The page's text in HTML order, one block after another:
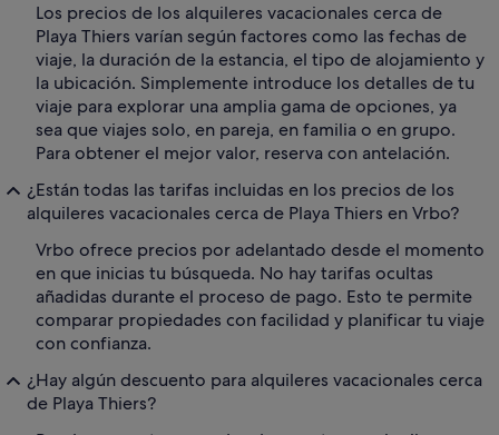
Los precios de los alquileres vacacionales cerca de
Playa Thiers varían según factores como las fechas de
viaje, la duración de la estancia, el tipo de alojamiento y
la ubicación. Simplemente introduce los detalles de tu
viaje para explorar una amplia gama de opciones, ya
sea que viajes solo, en pareja, en familia o en grupo.
Para obtener el mejor valor, reserva con antelación.
¿Están todas las tarifas incluidas en los precios de los
alquileres vacacionales cerca de Playa Thiers en Vrbo?
Vrbo ofrece precios por adelantado desde el momento
en que inicias tu búsqueda. No hay tarifas ocultas
añadidas durante el proceso de pago. Esto te permite
comparar propiedades con facilidad y planificar tu viaje
con confianza.
¿Hay algún descuento para alquileres vacacionales cerca
de Playa Thiers?